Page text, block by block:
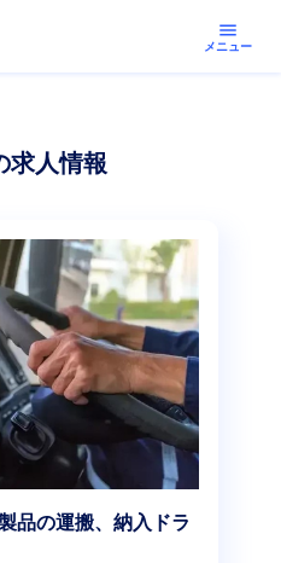
menu
メニュー
求人情報
品の運搬、納入ドラ